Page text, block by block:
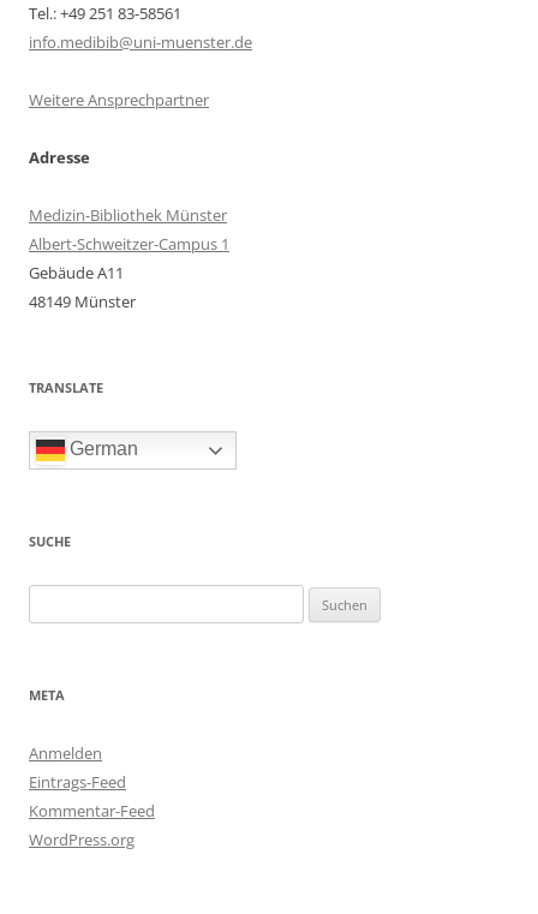
Tel.: +49 251 83-58561
info.medibib@uni-muenster.de
Weitere Ansprechpartner
Adresse
Medizin-Bibliothek Münster
Albert-Schweitzer-Campus 1
Gebäude A11
48149 Münster
TRANSLATE
German
SUCHE
nach:
META
Anmelden
Eintrags-Feed
Kommentar-Feed
WordPress.org